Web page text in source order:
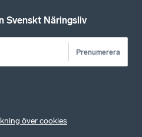
Svenskt Näringsliv
Prenumerera
över cookies